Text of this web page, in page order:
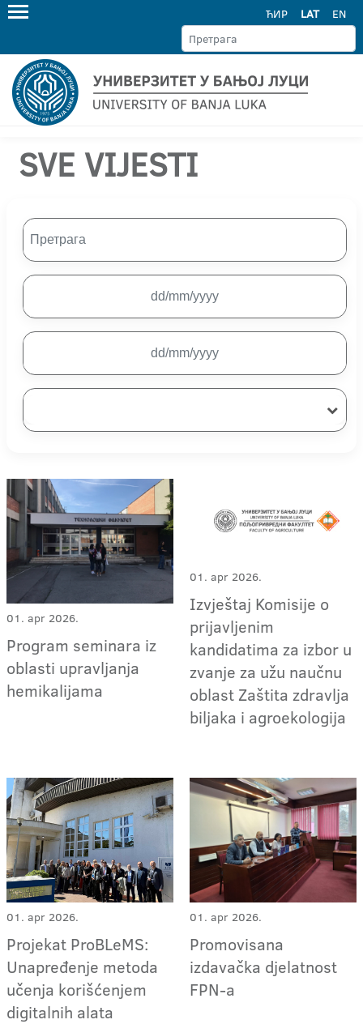
ЋИР LAT EN
SVE VIJESTI
01. apr 2026.
Program seminara iz
oblasti upravljanja
hemikalijama
01. apr 2026.
Izvještaj Komisije o
prijavljenim
kandidatima za izbor u
zvanje za užu naučnu
oblast Zaštita zdravlja
biljaka i agroekologija
01. apr 2026.
Projekat ProBLeMS:
Unapređenje metoda
učenja korišćenjem
digitalnih alata
01. apr 2026.
Promovisana
izdavačka djelatnost
FPN-a